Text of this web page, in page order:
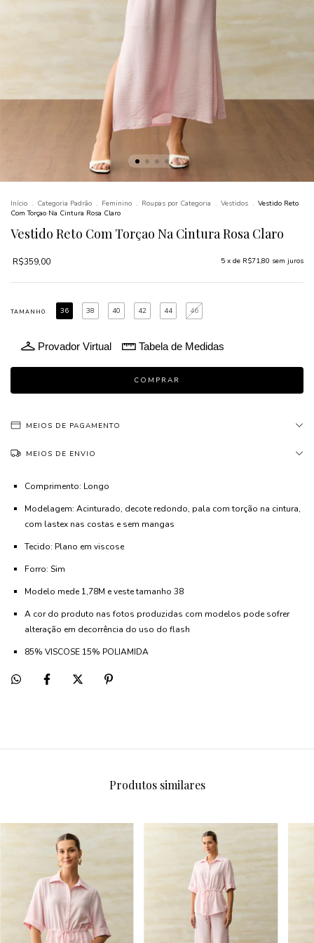
Início . Categoria Padrão . Feminino . Roupas por Categoria . Vestidos . Vestido Reto
Com Torçao Na Cintura Rosa Claro
Vestido Reto Com Torçao Na Cintura Rosa Claro
R$359,00 5 x de R$71,80 sem juros
TAMANHO 36 38 40 42 44 46
Provador Virtual Tabela de Medidas
MEIOS DE PAGAMENTO
MEIOS DE ENVIO
Comprimento: Longo
Modelagem: Acinturado, decote redondo, pala com torção na cintura,
com lastex nas costas e sem mangas
Tecido: Plano em viscose
Forro: Sim
Modelo mede 1,78M e veste tamanho 38
A cor do produto nas fotos produzidas com modelos pode sofrer
alteração em decorrência do uso do flash
85% VISCOSE 15% POLIAMIDA
Produtos similares